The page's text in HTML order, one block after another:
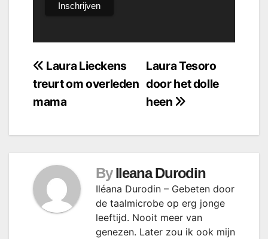
Bericht
navigatie
Laura Tesoro
door het dolle
heen
Laura Lieckens
treurt om overleden
mama
By Ileana Durodin
Iléana Durodin – Gebeten door
de taalmicrobe op erg jonge
leeftijd. Nooit meer van
genezen. Later zou ik ook mijn